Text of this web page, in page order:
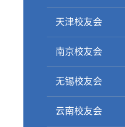
天津校友会
南京校友会
无锡校友会
云南校友会